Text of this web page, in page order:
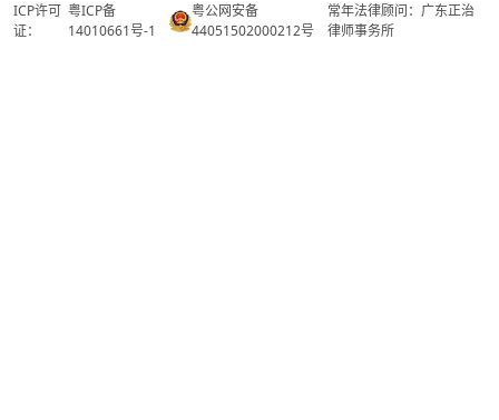
ICP许可
证：
粤ICP备
14010661号-1
粤公网安备
44051502000212号
常年法律顾问：广东正治
律师事务所